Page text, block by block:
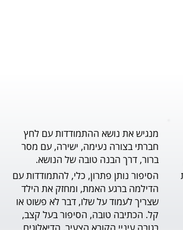
מנגיש את נושא ההתמודדות עם לחץ
חברתי בצורה נעימה, ישירה, עם מסר
ברור, דרך הבנה טובה של הנושא.